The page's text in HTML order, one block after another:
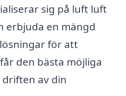
sig på luft luft
erbjuda en mängd
för att
den bästa möjliga
av din